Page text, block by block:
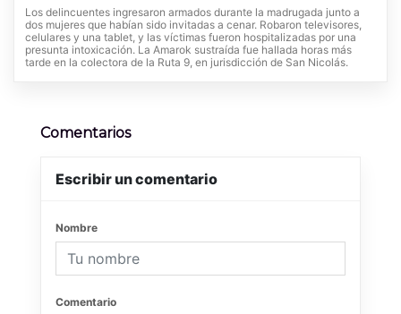
Los delincuentes ingresaron armados durante la madrugada junto a
dos mujeres que habían sido invitadas a cenar. Robaron televisores,
celulares y una tablet, y las víctimas fueron hospitalizadas por una
presunta intoxicación. La Amarok sustraída fue hallada horas más
tarde en la colectora de la Ruta 9, en jurisdicción de San Nicolás.
Comentarios
Escribir un comentario
Nombre
Comentario